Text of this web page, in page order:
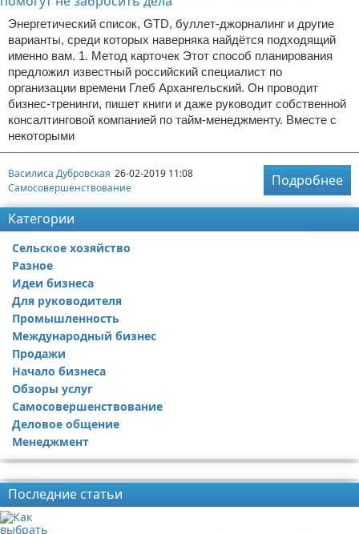
Энергетический список, GTD, буллет-джорналинг и другие
варианты, среди которых наверняка найдётся подходящий
именно вам. 1. Метод карточек Этот способ планирования
предложил известный российский специалист по
организации времени Глеб Архангельский. Он проводит
бизнес-тренинги, пишет книги и даже руководит собственной
консалтинговой компанией по тайм-менеджменту. Вместе с
некоторыми
Василиса Дубровская 26-02-2019 11:08
Самосовершенствование
Подробнее
Категории
Сельское хозяйство
Разное
Идеи бизнеса
Для руководителя
Промышленность
Международный бизнес
Продажи
Начало бизнеса
Обзоры услуг
Самосовершенствование
Деловое общение
Менеджмент
Последние статьи